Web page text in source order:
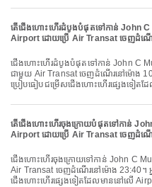
តើជើងហោះហើរដំបូងបំផុតទៅកាន់ John
Airport ដោយប្រើ Air Transat ចេញដំណើ
ជើងហោះហើរដំបូងបំផុតទៅកាន់ John C Munro Hamilton International Airport
ជាមួយ Air Transat ចេញដំណើរនៅម៉ោង
ប្រៀបធៀបជម្រើសជើងហោះហើរផ្សេងទៀតដ
តើជើងហោះហើរចុងក្រោយបំផុតទៅកាន់
Airport ដោយប្រើ Air Transat ចេញដំណើ
ជើងហោះហើរចុងក្រោយទៅកាន់ John C Munro Hamilton International Airport ជាមួយ
Air Transat ចេញដំណើរនៅម៉ោង 23:40។
ជើងហោះហើរផ្សេងទៀតដែលមាននៅលើ